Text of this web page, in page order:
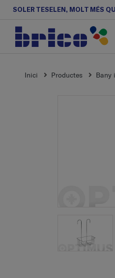
SOLER TESELEN, MOLT MÉS
Inici Productes Bany